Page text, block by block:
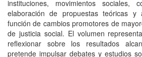
instituciones, movimientos sociales,
elaboración de propuestas teóricas y
función de cambios promotores de
de justicia social. El volumen
reflexionar sobre los resultados
pretende impulsar debates y estudios